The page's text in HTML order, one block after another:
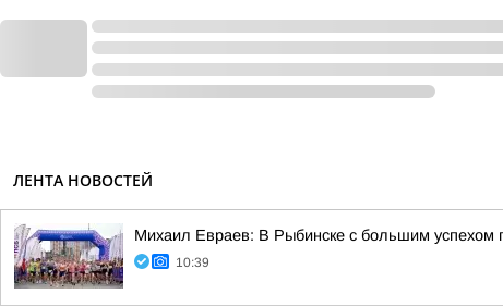
ЛЕНТА НОВОСТЕЙ
Михаил Евраев: В Рыбинске с большим
10:39